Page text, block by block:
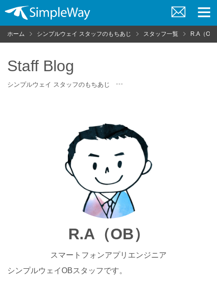
問
い
ニ
ュ
ホーム シンプルウェイ スタッフのもちあじ スタッフ一覧 R.A（OB
Staff Blog
シンプルウェイ スタッフのもちあじ
R.A（OB）
スマートフォンアプリエンジニア
シンプルウェイOBスタッフです。